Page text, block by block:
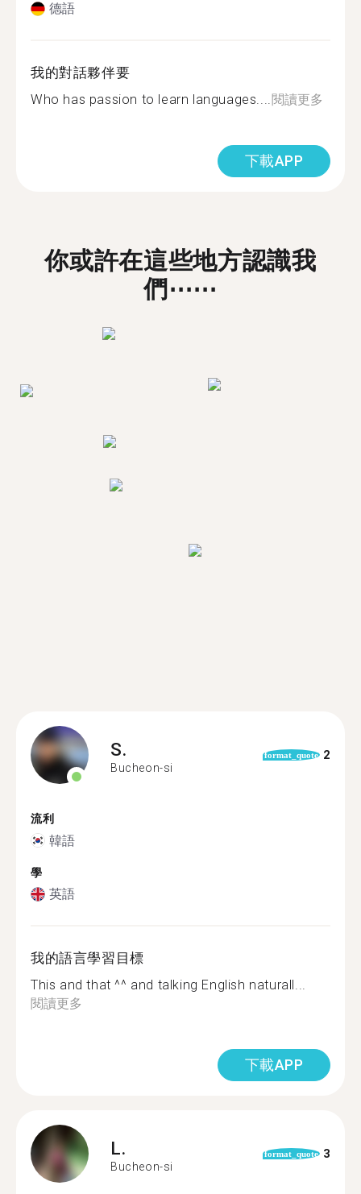
德語
我的對話夥伴要
Who has passion to learn languages....閱讀更多
下載APP
你或許在這些地方認識我
們⋯⋯
S.
Bucheon-si
format_quote 2
流利
韓語
學
英語
我的語言學習目標
This and that ^^ and talking English naturall...
閱讀更多
下載APP
L.
Bucheon-si
format_quote 3